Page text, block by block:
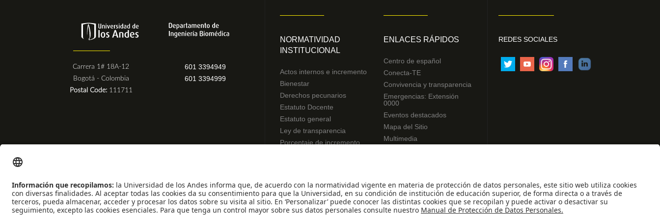
Carrera 1# 18A-12
Bogotá - Colombia
Postal Code: 111711
601 3394949
601 3394999
NORMATIVIDAD
INSTITUCIONAL
Actos internos e incremento
Bienestar
Derechos pecunarios
Estatuto Docente
Estatuto general
Ley de transparencia
Porcentaje de incremento
ENLACES RÁPIDOS
Centro de español
Conecta-TE
Convivencia y transparencia
Emergencias: Extensión
0000
Eventos destacados
Mapa del Sitio
Multimedia
REDES SOCIALES